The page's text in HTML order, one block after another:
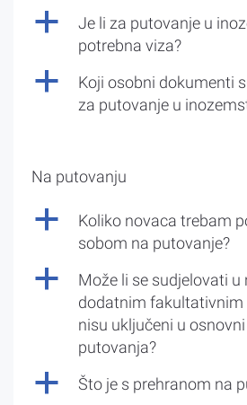
a
Je li za putovanje u
potrebna viza?
a
Koji osobni dokumenti
za putovanje u
Na putovanju
a
Koliko novaca trebam
sobom na putovanje?
a
Može li se sudjelovati u
dodatnim fakultativnim
nisu uključeni u
putovanja?
a Što je s prehranom na